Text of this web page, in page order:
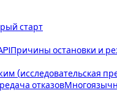
старт
Причины остановки и
(исследовательская
отказов